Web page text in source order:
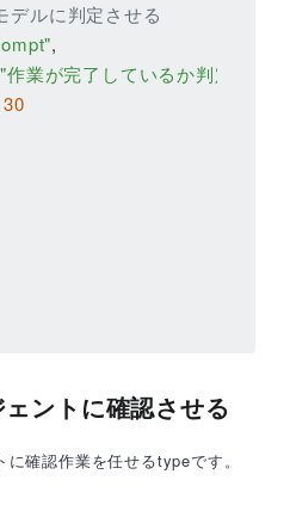
デルに判定させる
,
"作業が完了しているか判定して
30
ントに確認させる
確認作業を任せるtypeです。